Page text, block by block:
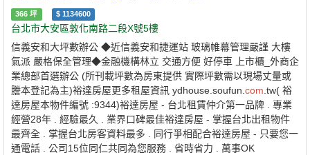
366 坪 $ 1134600
台北市大安區敦化南路二段X號5樓
信義安和大坪數辦公 ◆近信義安和捷運站 玻璃帷幕管理嚴謹 大樓
氣派 嚴格保全管理◆金融機構林立 交通方便 好停車 上市櫃_外商企
業總部首選辦公 (所刊載坪數為房東提供 實際坪數需以現場丈量或
謄本登記為主)裕達房屋更多租屋資訊 ydhouse.soufun.com.tw( 裕
達房屋本物件編號 :9344)裕達房屋 - 台北租賃仲介第一品牌 . 專業
經營28年 . 經驗最久 . 業界口碑最佳裕達房屋 - 掌握台北出租物件
最齊全 . 掌握台北房客資料最多 . 同行爭相配合裕達房屋 - 只要您一
通電話 . 公司15位同仁共同為您服務 . 省時省力 . 萬事OK